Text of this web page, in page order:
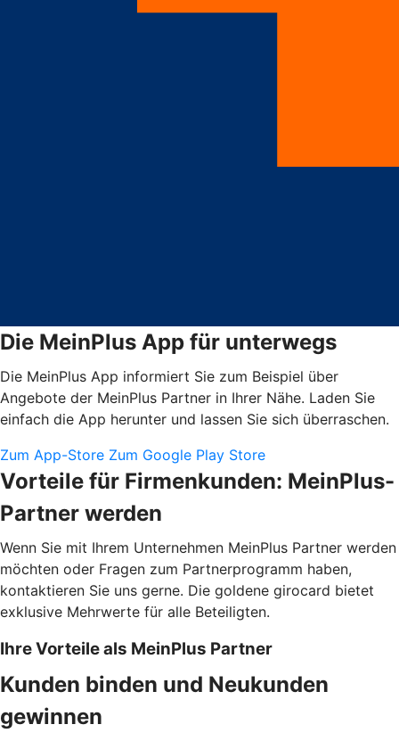
Die MeinPlus App für unterwegs
Die MeinPlus App informiert Sie zum Beispiel über
Angebote der MeinPlus Partner in Ihrer Nähe. Laden Sie
einfach die App herunter und lassen Sie sich überraschen.
Zum App-Store Zum Google Play Store
Vorteile für Firmenkunden: MeinPlus-
Partner werden
Wenn Sie mit Ihrem Unternehmen MeinPlus Partner werden
möchten oder Fragen zum Partnerprogramm haben,
kontaktieren Sie uns gerne. Die goldene girocard bietet
exklusive Mehrwerte für alle Beteiligten.
Ihre Vorteile als MeinPlus Partner
Kunden binden und Neukunden
gewinnen